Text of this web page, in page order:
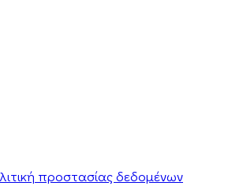
προστασίας δεδομένων